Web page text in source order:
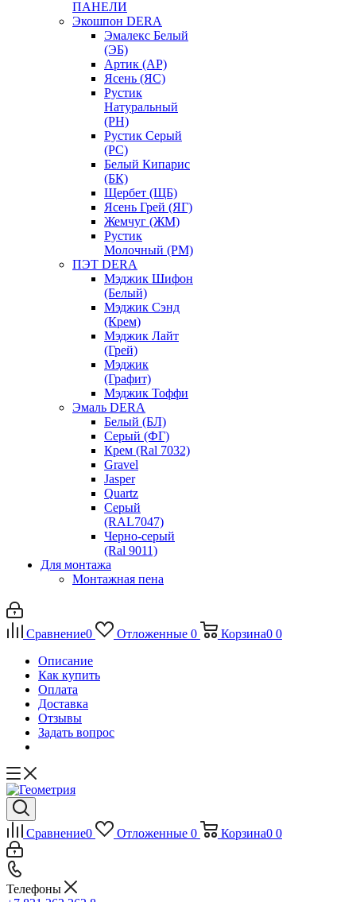
ПАНЕЛИ
Экошпон DERA
Эмалекс Белый
(ЭБ)
Артик (АР)
Ясень (ЯС)
Рустик
Натуральный
(РН)
Рустик Серый
(РС)
Белый Кипарис
(БК)
Щербет (ЩБ)
Ясень Грей (ЯГ)
Жемчуг (ЖМ)
Рустик
Молочный (РМ)
ПЭТ DERA
Мэджик Шифон
(Белый)
Мэджик Сэнд
(Крем)
Мэджик Лайт
(Грей)
Мэджик
(Графит)
Мэджик Тоффи
Эмаль DERA
Белый (БЛ)
Серый (ФГ)
Крем (Ral 7032)
Gravel
Jasper
Quartz
Серый
(RAL7047)
Черно-серый
(Ral 9011)
Для монтажа
Монтажная пена
Сравнение0 Отложенные 0 Корзина0 0
Описание
Как купить
Оплата
Доставка
Отзывы
Задать вопрос
Сравнение0 Отложенные 0 Корзина0 0
Телефоны